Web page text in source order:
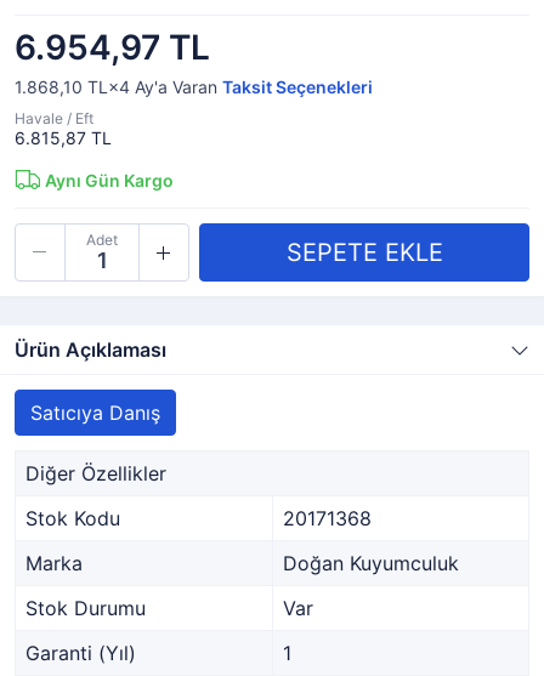
6.954,97 TL
1.868,10 TL×4 Ay'a Varan Taksit Seçenekleri
Havale / Eft
6.815,87 TL
Aynı Gün Kargo
Adet
Ürün Açıklaması
Satıcıya Danış
Diğer Özellikler
Stok Kodu
20171368
Marka
Doğan Kuyumculuk
Stok Durumu
Var
Garanti (Yıl)
1